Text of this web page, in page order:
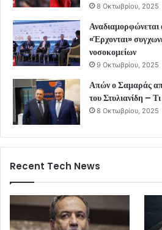
8 Οκτωβρίου, 2025
Αναδιαμορφώνεται
«Έρχονται»
νοσοκομείων
9 Οκτωβρίου, 2025
Απών ο Σαμαράς
του Στυλιανίδη –
8 Οκτωβρίου, 2025
Recent Tech News